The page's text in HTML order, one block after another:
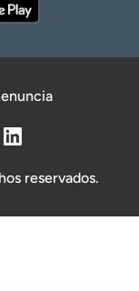
reservados.